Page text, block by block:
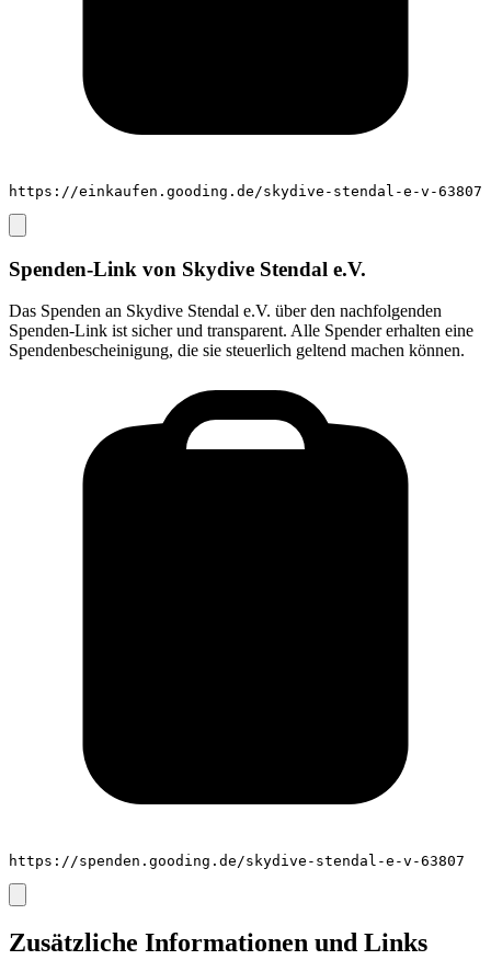
https://einkaufen.gooding.de/skydive-stendal-e-v-63807
Spenden-Link von Skydive Stendal e.V.
Das Spenden an Skydive Stendal e.V. über den nachfolgenden
Spenden-Link ist sicher und transparent. Alle Spender erhalten eine
Spendenbescheinigung, die sie steuerlich geltend machen können.
https://spenden.gooding.de/skydive-stendal-e-v-63807
Zusätzliche Informationen und Links